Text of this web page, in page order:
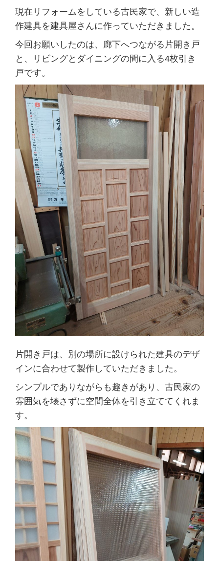
現在リフォームをしている古民家で、新しい造
作建具を建具屋さんに作っていただきました。
今回お願いしたのは、廊下へつながる片開き戸
と、リビングとダイニングの間に入る4枚引き
戸です。
片開き戸は、別の場所に設けられた建具のデザ
インに合わせて製作していただきました。
シンプルでありながらも趣きがあり、古民家の
雰囲気を壊さずに空間全体を引き立ててくれま
す。